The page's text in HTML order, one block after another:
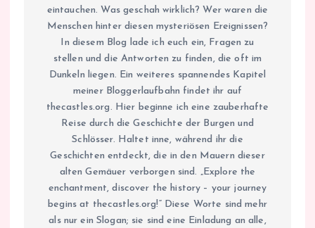
eintauchen. Was geschah wirklich? Wer waren die
Menschen hinter diesen mysteriösen Ereignissen?
In diesem Blog lade ich euch ein, Fragen zu
stellen und die Antworten zu finden, die oft im
Dunkeln liegen. Ein weiteres spannendes Kapitel
meiner Bloggerlaufbahn findet ihr auf
thecastles.org. Hier beginne ich eine zauberhafte
Reise durch die Geschichte der Burgen und
Schlösser. Haltet inne, während ihr die
Geschichten entdeckt, die in den Mauern dieser
alten Gemäuer verborgen sind. „Explore the
enchantment, discover the history – your journey
begins at thecastles.org!“ Diese Worte sind mehr
als nur ein Slogan; sie sind eine Einladung an alle,